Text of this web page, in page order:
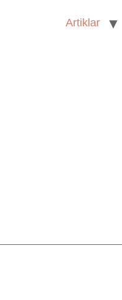
Artiklar